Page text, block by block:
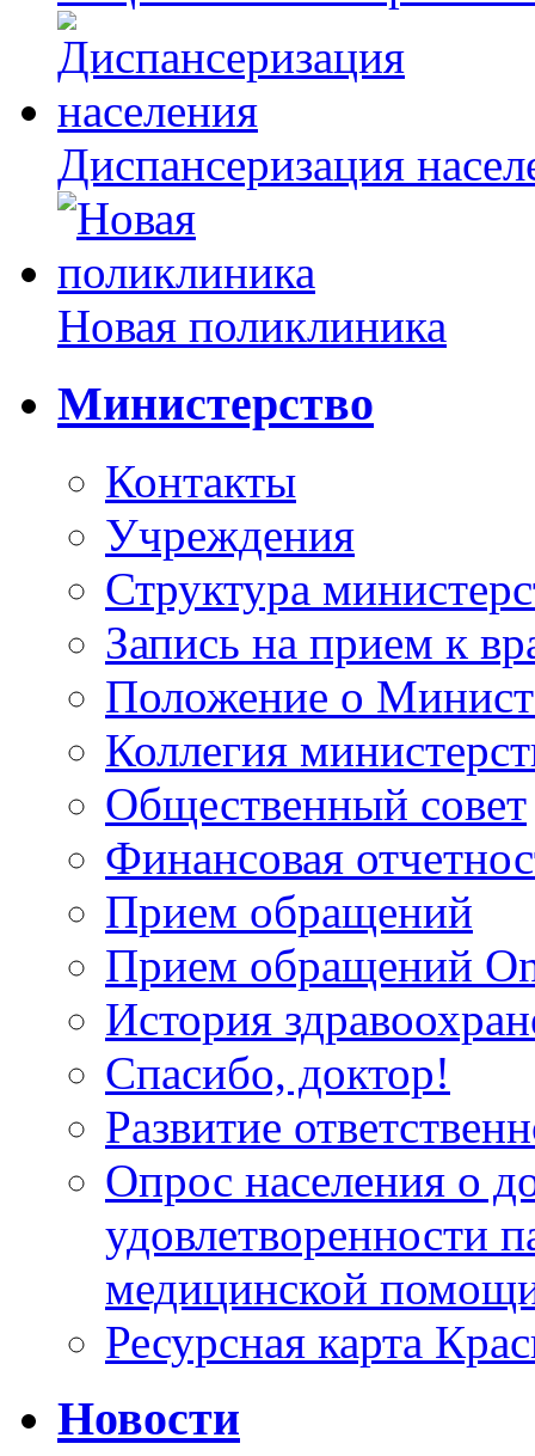
Диспансеризация
Новая поликлиника
Министерство
Контакты
Учреждения
Структура
Запись на прием к
Положение о
Коллегия
Общественный совет
Финансовая
Прием обращений
Прием обращений
История
Спасибо, доктор!
Развитие
Опрос населения о
удовлетворенности
медицинской
Ресурсная карта
Новости